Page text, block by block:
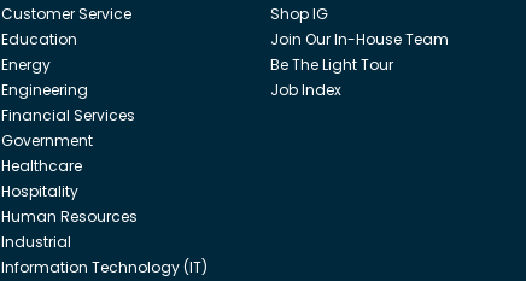
Customer Service
Education
Energy
Engineering
Financial Services
Government
Healthcare
Hospitality
Human Resources
Industrial
Information Technology (IT)
Shop IG
Join Our In-House Team
Be The Light Tour
Job Index